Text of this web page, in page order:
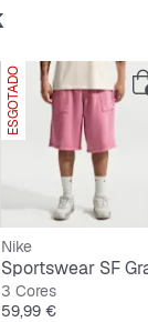
ESGOTADO
Nike
3 Cores
Preço
59,99 €